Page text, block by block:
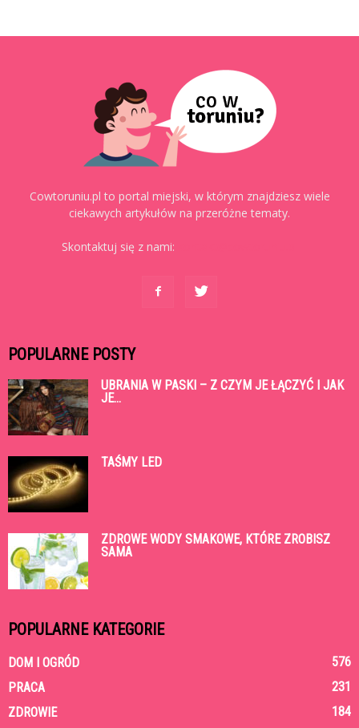
Cowtoruniu.pl to portal miejski, w którym znajdziesz wiele
ciekawych artykułów na przeróżne tematy.
Skontaktuj się z nami:
POPULARNE POSTY
UBRANIA W PASKI – Z CZYM JE ŁĄCZYĆ I JAK
JE...
TAŚMY LED
ZDROWE WODY SMAKOWE, KTÓRE ZROBISZ
SAMA
POPULARNE KATEGORIE
DOM I OGRÓD
576
PRACA
231
ZDROWIE
184